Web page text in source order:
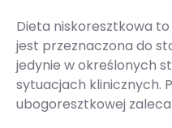
Dieta niskoresztkowa
jest przeznaczona do
jedynie w określonych
sytuacjach klinicznych.
ubogoresztkowej